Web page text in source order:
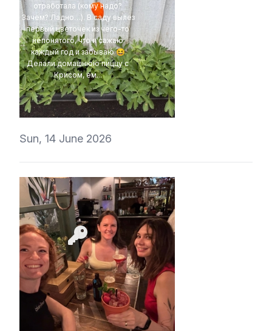
отработала (кому надо?
Зачем? Ладно…). В саду вылез
первый цветочек из чего-то
непонятого, что я сажаю
каждый год и забываю 😆
Делали домашнюю пиццу с
Крисом, ем...
t1r1
Sun, 14 June 2026
t1r1